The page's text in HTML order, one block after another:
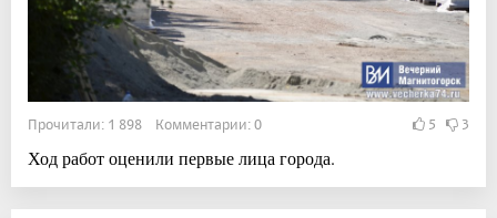
Прочитали: 1 898 Комментарии: 0 5 3
Ход работ оценили первые лица города.